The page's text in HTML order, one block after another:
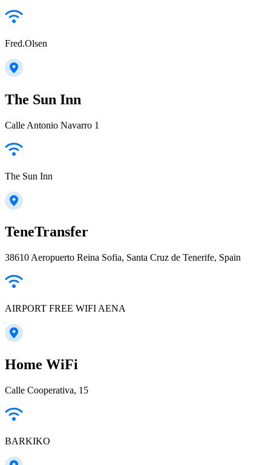
Fred.Olsen
The Sun Inn
Calle Antonio Navarro 1
The Sun Inn
TeneTransfer
38610 Aeropuerto Reina Sofia, Santa Cruz de Tenerife, Spain
AIRPORT FREE WIFI AENA
Home WiFi
Calle Cooperativa, 15
BARKIKO